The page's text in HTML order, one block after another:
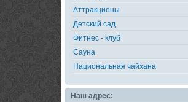
Аттракционы
Детский сад
Фитнес - клуб
Сауна
Национальная чайхана
Наш адрес: